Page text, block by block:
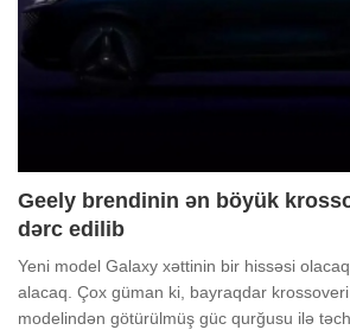
Geely brendinin ən böyük
dərc edilib
Yeni model Galaxy xəttinin bir hissəsi
alacaq. Çox güman ki, bayraqdar
modelindən götürülmüş güc qurğusu ilə